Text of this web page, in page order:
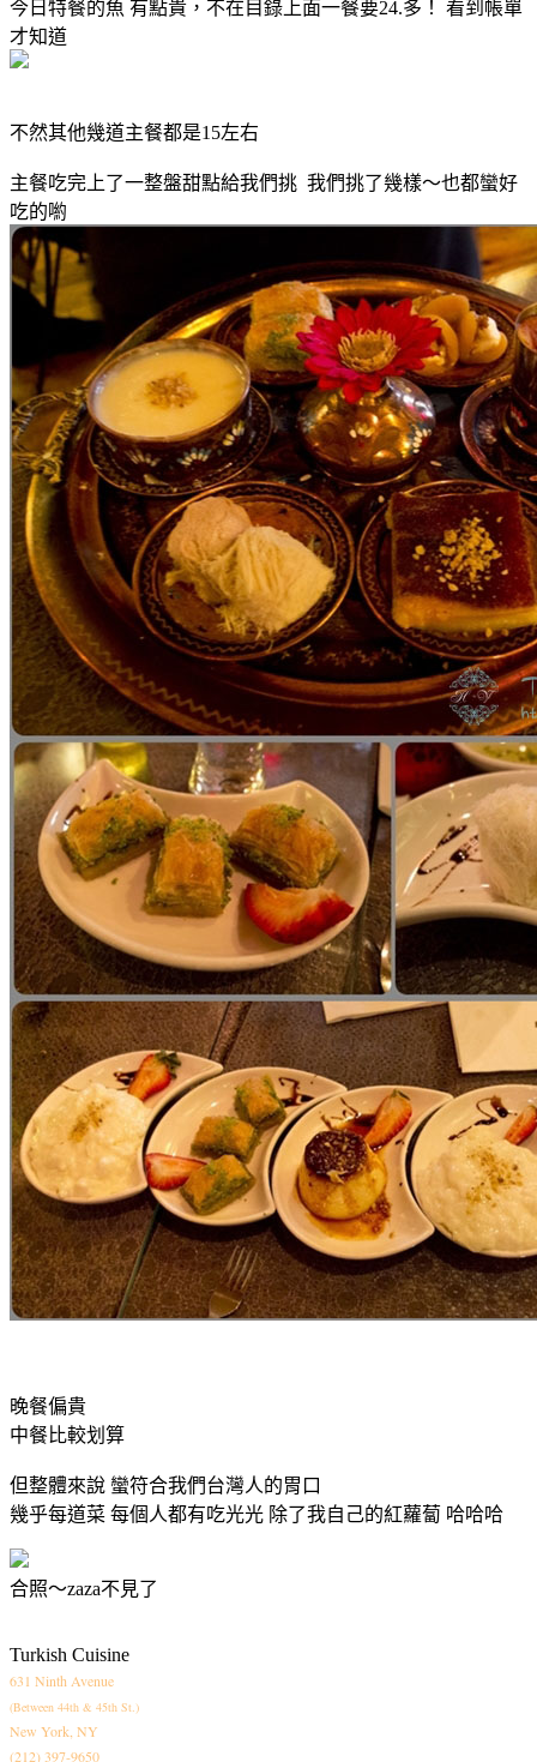
今日特餐的魚 有點貴，不在目錄上面一餐要24.多！ 看到帳單
才知道
不然其他幾道主餐都是15左右
主餐吃完上了一整盤甜點給我們挑 我們挑了幾樣～也都蠻好
吃的喲
晚餐偏貴
中餐比較划算
但整體來說 蠻符合我們台灣人的胃口
幾乎每道菜 每個人都有吃光光 除了我自己的紅蘿蔔 哈哈哈
合照～zaza不見了
Turkish Cuisine
631 Ninth Avenue
(Between 44th & 45th St.)
New York, NY
(212) 397-9650